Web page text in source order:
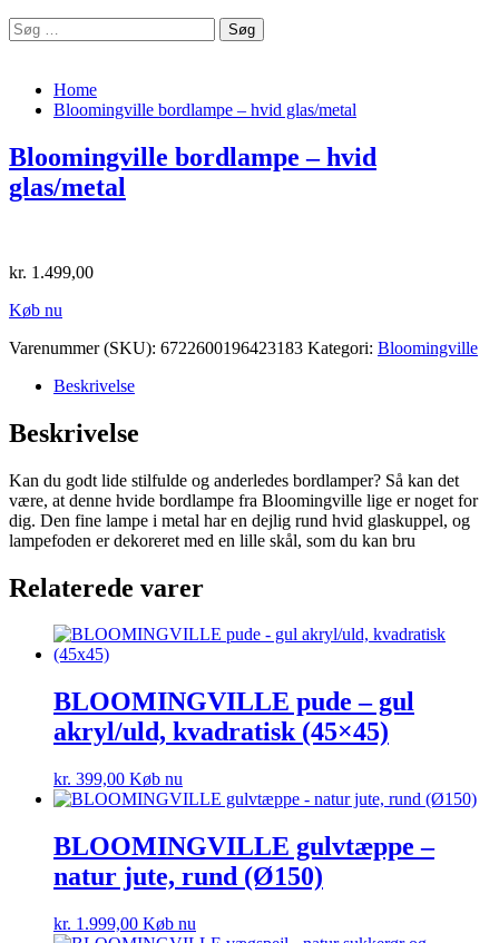
Søg
efter:
Home
Bloomingville bordlampe – hvid glas/metal
Bloomingville bordlampe – hvid
glas/metal
kr. 1.499,00
Køb nu
Varenummer (SKU): 6722600196423183 Kategori: Bloomingville
Beskrivelse
Beskrivelse
Kan du godt lide stilfulde og anderledes bordlamper? Så kan det
være, at denne hvide bordlampe fra Bloomingville lige er noget for
dig. Den fine lampe i metal har en dejlig rund hvid glaskuppel, og
lampefoden er dekoreret med en lille skål, som du kan bru
Relaterede varer
BLOOMINGVILLE pude – gul
akryl/uld, kvadratisk (45×45)
kr. 399,00 Køb nu
BLOOMINGVILLE gulvtæppe –
natur jute, rund (Ø150)
kr. 1.999,00 Køb nu